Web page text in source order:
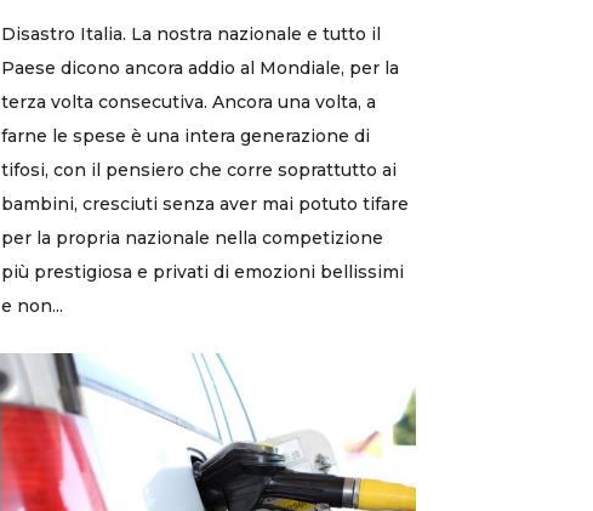
Disastro Italia. La nostra nazionale e tutto il
Paese dicono ancora addio al Mondiale, per la
terza volta consecutiva. Ancora una volta, a
farne le spese è una intera generazione di
tifosi, con il pensiero che corre soprattutto ai
bambini, cresciuti senza aver mai potuto tifare
per la propria nazionale nella competizione
più prestigiosa e privati di emozioni bellissimi
e non...